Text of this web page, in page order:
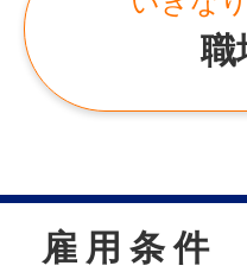
職
雇 用 条 件